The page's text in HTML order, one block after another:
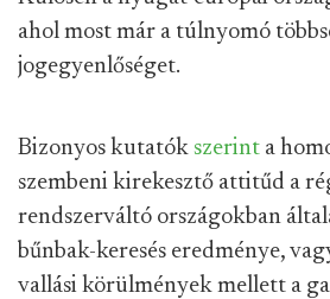
ahol most már a túlnyomó
jogegyenlőséget.
Bizonyos kutatók szerint a
szembeni kirekesztő attitűd a
rendszerváltó országokban
bűnbak-keresés eredménye,
vallási körülmények mellett a